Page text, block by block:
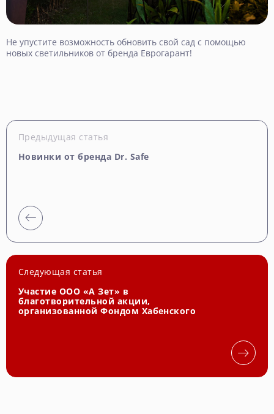
Не упустите возможность обновить свой сад с помощью
новых светильников от бренда Еврогарант!
Предыдущая статья
Новинки от бренда Dr. Safe
Следующая статья
Участие ООО «А Зет» в
благотворительной акции,
организованной Фондом Хабенского